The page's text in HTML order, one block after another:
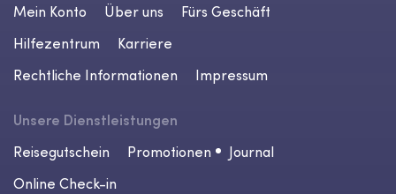
Mein Konto
Über uns
Fürs Geschäft
Hilfezentrum
Karriere
Rechtliche Informationen
Impressum
Unsere Dienstleistungen
Reisegutschein
Promotionen
Journal
Online Check-in